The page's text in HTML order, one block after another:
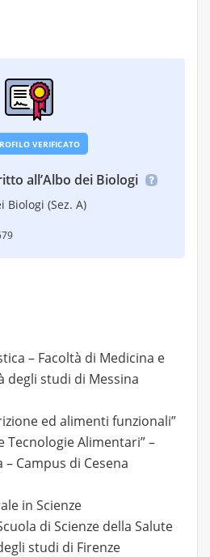
VERIFICATO
all’Albo dei Biologi
Biologi (Sez. A)
– Facoltà di Medicina e
degli studi di Messina
ed alimenti funzionali”
Tecnologie Alimentari” –
Campus di Cesena
in Scienze
di Scienze della Salute
studi di Firenze